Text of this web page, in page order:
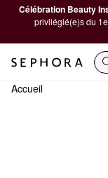
Célébration Beauty
privilégié(e)s du
Accueil